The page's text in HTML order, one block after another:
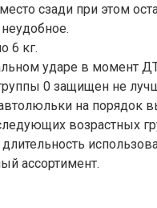
сзади при этом
6 кг.
ударе в момент
0 защищен не
автолюльки на порядок
возрастных
ассортимент.